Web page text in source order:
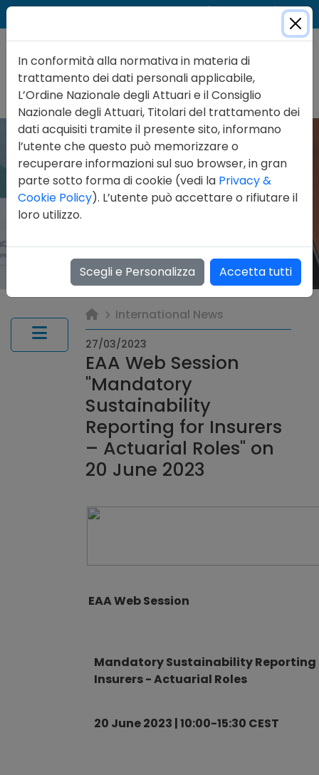
International News
27/03/2023
EAA Web Session
"Mandatory
Sustainability
Reporting for Insurers
– Actuarial Roles" on
20 June 2023
EAA Web Session
Mandatory Sustainability Reporting
Insurers - Actuarial Roles
20 June 2023 | 10:00-15:30 CEST
In conformità alla normativa in materia di
trattamento dei dati personali applicabile,
L’Ordine Nazionale degli Attuari e il Consiglio
Nazionale degli Attuari, Titolari del trattamento dei
dati acquisiti tramite il presente sito, informano
l’utente che questo può memorizzare o
recuperare informazioni sul suo browser, in gran
parte sotto forma di cookie (vedi la Privacy &
Cookie Policy). L’utente può accettare o rifiutare il
loro utilizzo.
Scegli e Personalizza Accetta tutti